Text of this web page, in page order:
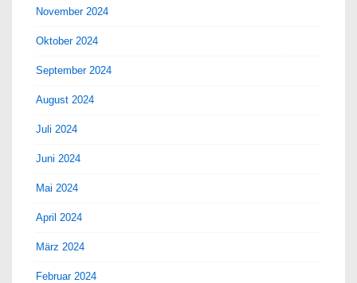
November 2024
Oktober 2024
September 2024
August 2024
Juli 2024
Juni 2024
Mai 2024
April 2024
März 2024
Februar 2024